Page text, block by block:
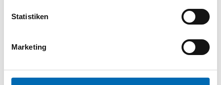
Statistiken
Marketing
Ersatzteilliste